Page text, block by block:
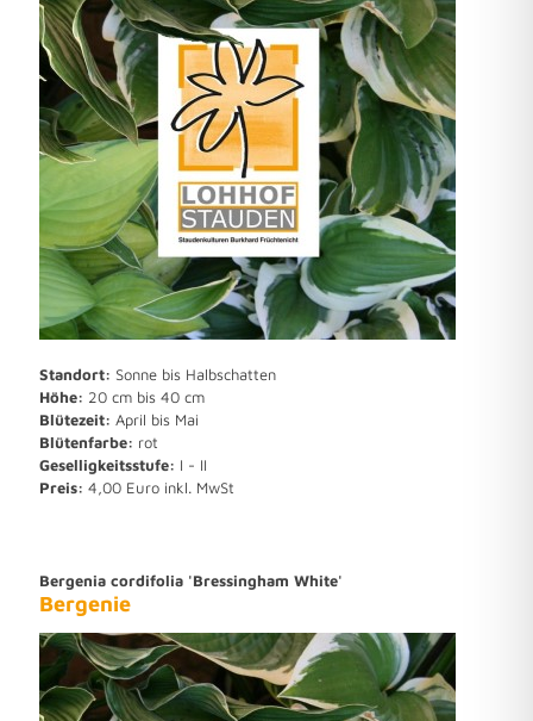
Standort: Sonne bis Halbschatten
Höhe: 20 cm bis 40 cm
Blütezeit: April bis Mai
Blütenfarbe: rot
Geselligkeitsstufe: I - II
Preis: 4,00 Euro inkl. MwSt
Bergenia cordifolia 'Bressingham White'
Bergenie